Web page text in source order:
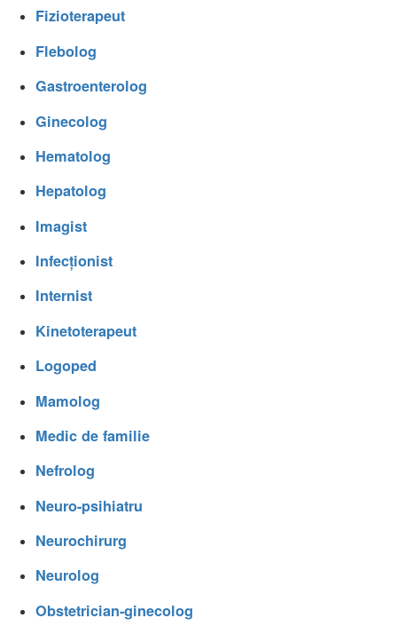
Fizioterapeut
Flebolog
Gastroenterolog
Ginecolog
Hematolog
Hepatolog
Imagist
Infecționist
Internist
Kinetoterapeut
Logoped
Mamolog
Medic de familie
Nefrolog
Neuro-psihiatru
Neurochirurg
Neurolog
Obstetrician-ginecolog